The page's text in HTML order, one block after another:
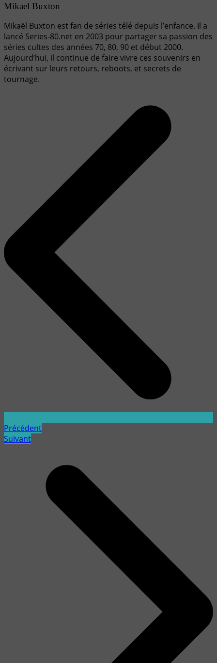
Mikael Buxton
Mikaël Buxton est fan de séries télé depuis l’enfance. Il a
lancé Series-80.net en 2003 pour partager sa passion des
séries cultes des années 70, 80, 90 et début 2000.
Aujourd’hui, il continue de faire vivre ces souvenirs en
écrivant sur leurs retours, reboots, et secrets de
tournage.
Précédent
Suivant